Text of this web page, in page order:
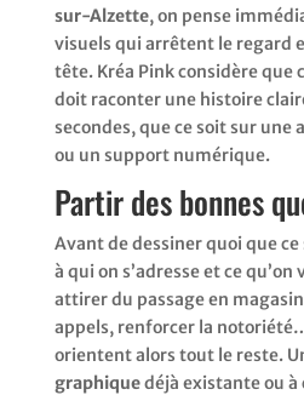
sur-Alzette, on pense
visuels qui arrêtent le regard
tête. Kréa Pink considère que
doit raconter une histoire
secondes, que ce soit sur une
ou un support numérique.
Partir des bonnes
Avant de dessiner quoi que
à qui on s’adresse et ce
attirer du passage en
appels, renforcer la
orientent alors tout le reste.
graphiquedéjà existante ou à